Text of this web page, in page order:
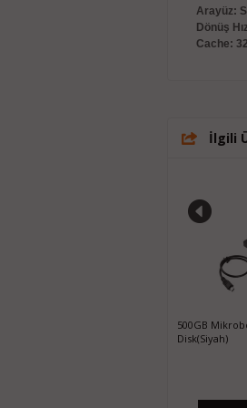
Arayüz:
Dönüş
Cache:
İlgili
160GB Samsung 3.5 7200rpm